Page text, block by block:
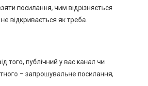
посилання, чим відрізняється
відкривається як треба.
того, публічний у вас канал чи
– запрошувальне посилання,